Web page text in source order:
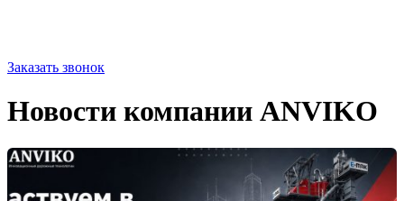
Заказать звонок
Новости компании ANVIKO